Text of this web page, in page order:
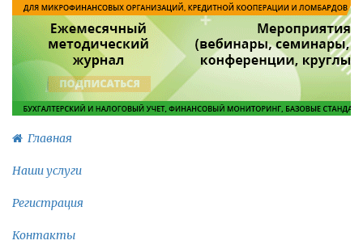
Главная
Наши услуги
Регистрация
Контакты